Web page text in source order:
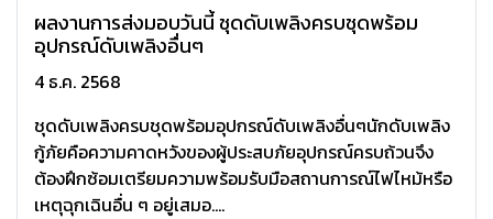
ผลงานการส่งมอบวันนี้ ชุดดับเพลิงครบชุดพร้อม
อุปกรณ์ดับเพลิงอื่นๆ
4 ธ.ค. 2568
ชุดดับเพลิงครบชุดพร้อมอุปกรณ์ดับเพลิงอื่นๆนักดับเพลิง
กู้ภัยคือความคาดหวังของผู้ประสบภัยอุปกรณ์ครบถ้วนจึง
ต้องฝึกซ้อมเตรียมความพร้อมรับมือสถานการณ์ไฟไหม้หรือ
เหตุฉุกเฉินอื่น ๆ อยู่เสมอ....